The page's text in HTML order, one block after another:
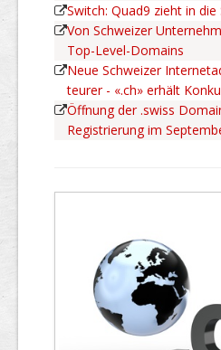
Switch: Quad9 zieht in die
Von Schweizer
Top-Level-Domains
Neue Schweizer
teurer - «.ch» erhält
Öffnung der .swiss
Registrierung im